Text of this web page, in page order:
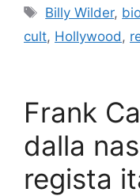
Tag
Billy Wilder,
cult, Hollywood ,
Frank
dalla
regista